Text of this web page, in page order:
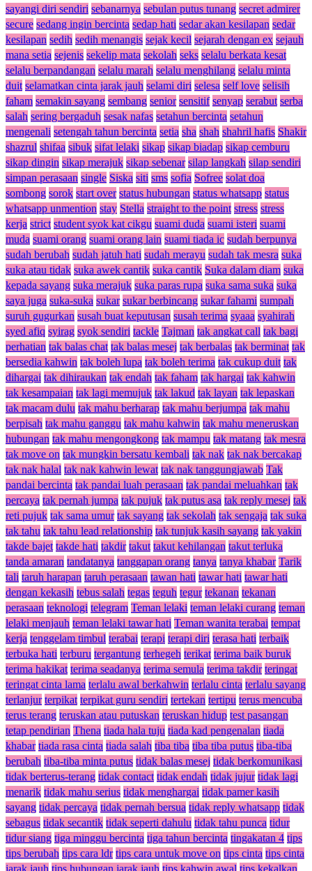
sayangi diri sendiri sebanarnya sebulan putus tunang secret admirer
secure sedang ingin bercinta sedap hati sedar akan kesilapan sedar
kesilapan sedih sedih menangis sejak kecil sejarah dengan ex sejauh
mana setia sejenis sekelip mata sekolah seks selalu berkata kesat
selalu berpandangan selalu marah selalu menghilang selalu minta
duit selamatkan cinta jarak jauh selami diri selesa self love selisih
faham semakin sayang sembang senior sensitif senyap serabut serba
salah sering bergaduh sesak nafas setahun bercinta setahun
mengenali setengah tahun bercinta setia sha shah shahril hafis Shakir
shazrul shifaa sibuk sifat lelaki sikap sikap biadap sikap cemburu
sikap dingin sikap merajuk sikap sebenar silap langkah silap sendiri
simpan perasaan single Siska siti sms sofia Sofree solat doa
sombong sorok start over status hubungan status whatsapp status
whatsapp unmention stay Stella straight to the point stress stress
kerja strict student syok kat cikgu suami duda suami isteri suami
muda suami orang suami orang lain suami tiada ic sudah berpunya
sudah berubah sudah jatuh hati sudah merayu sudah tak mesra suka
suka atau tidak suka awek cantik suka cantik Suka dalam diam suka
kepada sayang suka merajuk suka paras rupa suka sama suka suka
saya juga suka-suka sukar sukar berbincang sukar fahami sumpah
suruh gugurkan susah buat keputusan susah terima syaaa syahirah
syed afiq syirag syok sendiri tackle Tajman tak angkat call tak bagi
perhatian tak balas chat tak balas mesej tak berbalas tak berminat tak
bersedia kahwin tak boleh lupa tak boleh terima tak cukup duit tak
dihargai tak dihiraukan tak endah tak faham tak hargai tak kahwin
tak kesampaian tak lagi memujuk tak lakud tak layan tak lepaskan
tak macam dulu tak mahu berharap tak mahu berjumpa tak mahu
berpisah tak mahu ganggu tak mahu kahwin tak mahu meneruskan
hubungan tak mahu mengongkong tak mampu tak matang tak mesra
tak move on tak mungkin bersatu kembali tak nak tak nak bercakap
tak nak halal tak nak kahwin lewat tak nak tanggungjawab Tak
pandai bercinta tak pandai luah perasaan tak pandai meluahkan tak
percaya tak pernah jumpa tak pujuk tak putus asa tak reply mesej tak
reti pujuk tak sama umur tak sayang tak sekolah tak sengaja tak suka
tak tahu tak tahu lead relationship tak tunjuk kasih sayang tak yakin
takde bajet takde hati takdir takut takut kehilangan takut terluka
tanda amaran tandatanya tanggapan orang tanya tanya khabar Tarik
tali taruh harapan taruh perasaan tawan hati tawar hati tawar hati
dengan kekasih tebus salah tegas teguh tegur tekanan tekanan
perasaan teknologi telegram Teman lelaki teman lelaki curang teman
lelaki menjauh teman lelaki tawar hati Teman wanita terabai tempat
kerja tenggelam timbul terabai terapi terapi diri terasa hati terbaik
terbuka hati terburu tergantung terhegeh terikat terima baik buruk
terima hakikat terima seadanya terima semula terima takdir teringat
teringat cinta lama terlalu awal berkahwin terlalu cinta terlalu sayang
terlanjur terpikat terpikat guru sendiri tertekan tertipu terus mencuba
terus terang teruskan atau putuskan teruskan hidup test pasangan
tetap pendirian Thena tiada hala tuju tiada kad pengenalan tiada
khabar tiada rasa cinta tiada salah tiba tiba tiba tiba putus tiba-tiba
berubah tiba-tiba minta putus tidak balas mesej tidak berkomunikasi
tidak berterus-terang tidak contact tidak endah tidak jujur tidak lagi
menarik tidak mahu serius tidak menghargai tidak pamer kasih
sayang tidak percaya tidak pernah bersua tidak reply whatsapp tidak
sebagus tidak secantik tidak seperti dahulu tidak tahu punca tidur
tidur siang tiga minggu bercinta tiga tahun bercinta tingakatan 4 tips
tips berubah tips cara ldr tips cara untuk move on tips cinta tips cinta
jarak jauh tips hubungan jarak jauh tips kahwin awal tips kekalkan